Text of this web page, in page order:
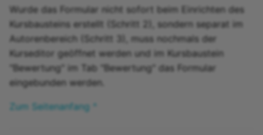
Wurde das Formular nicht sofort beim Einrichten des
Kursbausteins erstellt (Schritt 2), sondern separat im
Autorenbereich (Schritt 3), muss nochmals der
Kurseditor geöffnet werden und im Kursbaustein
"Bewertung" im Tab "Bewertung" das Formular
eingebunden werden.
Zum Seitenanfang ^